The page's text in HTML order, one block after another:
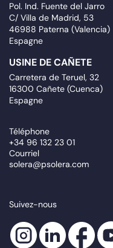
Pol. Ind. Fuente del Jarro
C/ Villa de Madrid, 53
46988 Paterna (Valencia)
Espagne
USINE DE CAÑETE
Carretera de Teruel, 32
16300 Cañete (Cuenca)
Espagne
Téléphone
+34 96 132 23 01
Courriel
solera@psolera.com
Suivez-nous